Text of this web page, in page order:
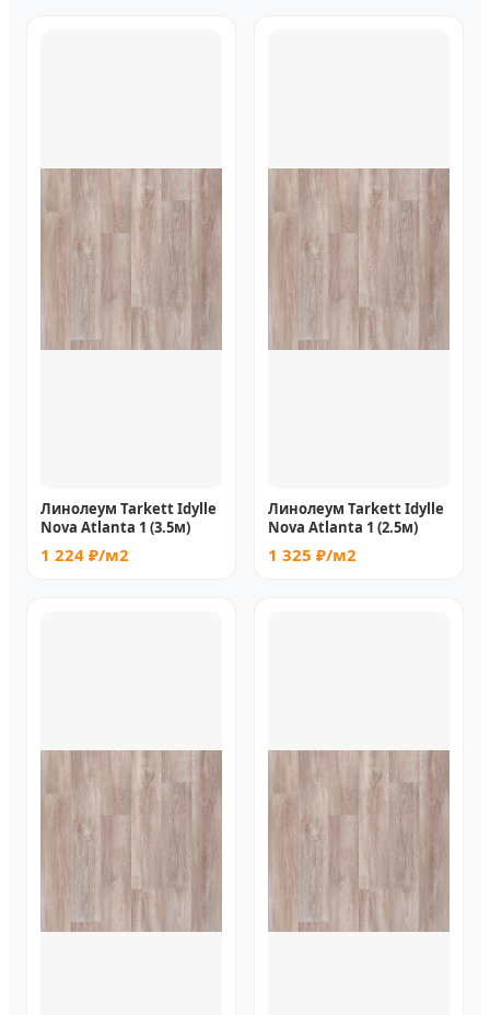
Линолеум Tarkett Idylle
Nova Atlanta 1 (3.5м)
1 224 ₽/м2
Линолеум Tarkett Idylle
Nova Atlanta 1 (2.5м)
1 325 ₽/м2